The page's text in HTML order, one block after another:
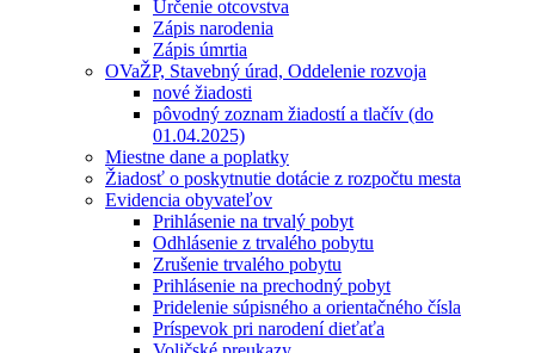
Určenie otcovstva
Zápis narodenia
Zápis úmrtia
OVaŽP, Stavebný úrad, Oddelenie rozvoja
nové žiadosti
pôvodný zoznam žiadostí a tlačív (do
01.04.2025)
Miestne dane a poplatky
Žiadosť o poskytnutie dotácie z rozpočtu mesta
Evidencia obyvateľov
Prihlásenie na trvalý pobyt
Odhlásenie z trvalého pobytu
Zrušenie trvalého pobytu
Prihlásenie na prechodný pobyt
Pridelenie súpisného a orientačného čísla
Príspevok pri narodení dieťaťa